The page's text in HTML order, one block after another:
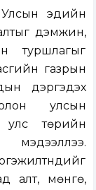
Улсын эдийн
дэмжин,
туршлагыг
газрын
дэргэдэх
улсын
улс төрийн
мэдээллээ.
алт, мөнгө,